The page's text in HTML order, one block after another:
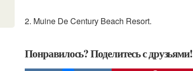
2. Muine De Century Beach Resort.
Понравилось? Поделитесь с друзьями!